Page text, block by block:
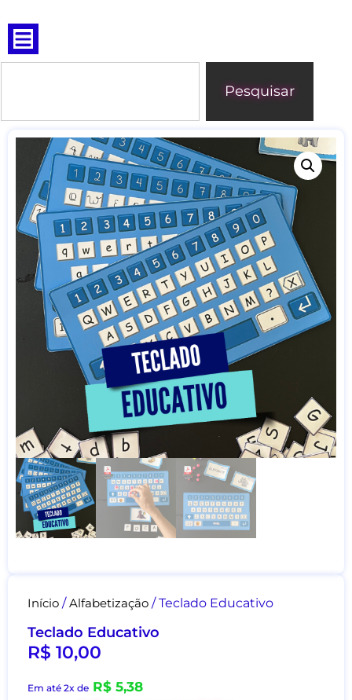
Pesquisar
Início /Alfabetização / Teclado Educativo
Teclado Educativo
R$ 10,00
Em até 2x de R$ 5,38